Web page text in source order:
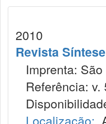
2010
Revista
Imprenta:
Referência: v.
Localização: